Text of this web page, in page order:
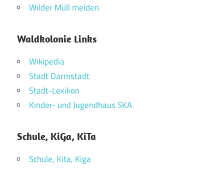
Wilder Müll melden
Waldkolonie Links
Wikipedia
Stadt Darmstadt
Stadt-Lexikon
Kinder- und Jugendhaus SKA
Schule, KiGa, KiTa
Schule, Kita, Kiga